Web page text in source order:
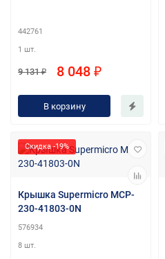
442761
1 шт.
9 131 ₽ 8 048 ₽
В корзину
Скидка -19%
Крышка Supermicro MCP-
230-41803-0N
576934
8 шт.